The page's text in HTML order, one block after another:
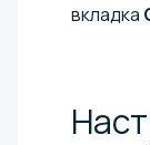
вкладка